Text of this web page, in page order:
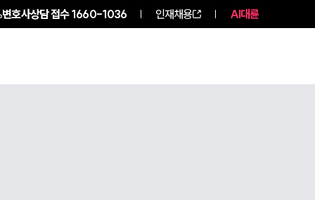
변호사상담 접수1660-1036 인재채용 AI대륜